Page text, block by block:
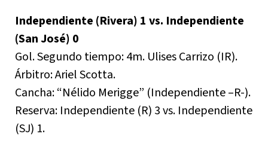
Independiente (Rivera) 1 vs. Independiente
(San José) 0
Gol. Segundo tiempo: 4m. Ulises Carrizo (IR).
Árbitro: Ariel Scotta.
Cancha: “Nélido Merigge” (Independiente –R-).
Reserva: Independiente (R) 3 vs. Independiente
(SJ) 1.